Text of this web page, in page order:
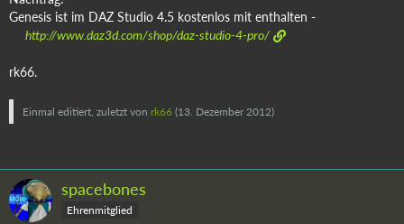
Genesis ist im DAZ Studio 4.5 kostenlos mit enthalten -
http://www.daz3d.com/shop/daz-studio-4-pro/
rk66.
Einmal editiert, zuletzt von rk66 (13. Dezember 2012)
spacebones
Ehrenmitglied